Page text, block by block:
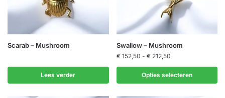
Scarab – Mushroom
Lees verder
Swallow – Mushroom
€ 152,50 - € 212,50Prijsklasse:
tot
€ 212,50
Opties selecteren
Dit
product
heeft
meerdere